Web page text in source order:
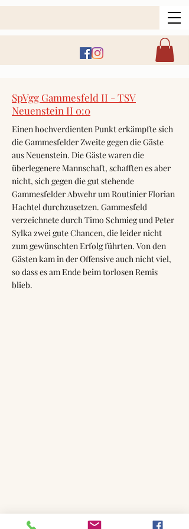
SpVgg Gammesfeld II - TSV
Neuenstein II 0:0
Einen hochverdienten Punkt erkämpfte sich
die Gammesfelder Zweite gegen die Gäste
aus Neuenstein. Die Gäste waren die
überlegenere Mannschaft, schafften es aber
nicht, sich gegen die gut stehende
Gammesfelder Abwehr um Routinier Florian
Hachtel durchzusetzen. Gammesfeld
verzeichnete durch Timo Schmieg und Peter
Sylka zwei gute Chancen, die leider nicht
zum gewünschten Erfolg führten. Von den
Gästen kam in der Offensive auch nicht viel,
so dass es am Ende beim torlosen Remis
blieb.